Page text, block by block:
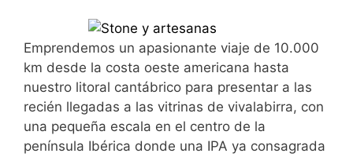
Emprendemos un apasionante viaje de 10.000
km desde la costa oeste americana hasta
nuestro litoral cantábrico para presentar a las
recién llegadas a las vitrinas de vivalabirra, con
una pequeña escala en el centro de la
península Ibérica donde una IPA ya consagrada